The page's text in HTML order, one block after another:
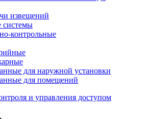
извещений
системы
контрольные
для наружной установки
для помещений
и управления доступом